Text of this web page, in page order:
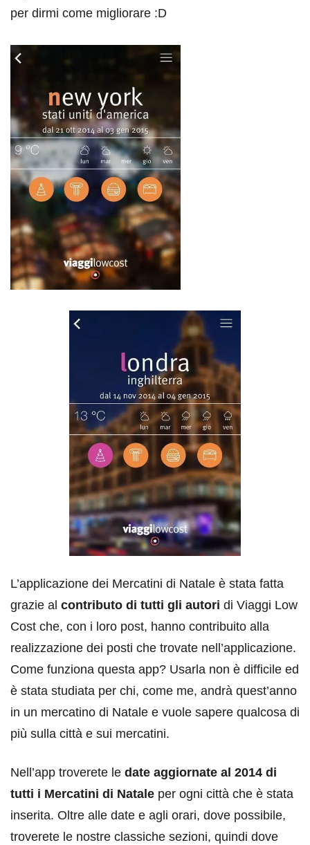
per dirmi come migliorare :D
L’applicazione dei Mercatini di Natale è stata fatta
grazie al contributo di tutti gli autori di Viaggi Low
Cost che, con i loro post, hanno contribuito alla
realizzazione dei posti che trovate nell’applicazione.
Come funziona questa app? Usarla non è difficile ed
è stata studiata per chi, come me, andrà quest’anno
in un mercatino di Natale e vuole sapere qualcosa di
più sulla città e sui mercatini.
Nell’app troverete le date aggiornate al 2014 di
tutti i Mercatini di Natale per ogni città che è stata
inserita. Oltre alle date e agli orari, dove possibile,
troverete le nostre classiche sezioni, quindi dove